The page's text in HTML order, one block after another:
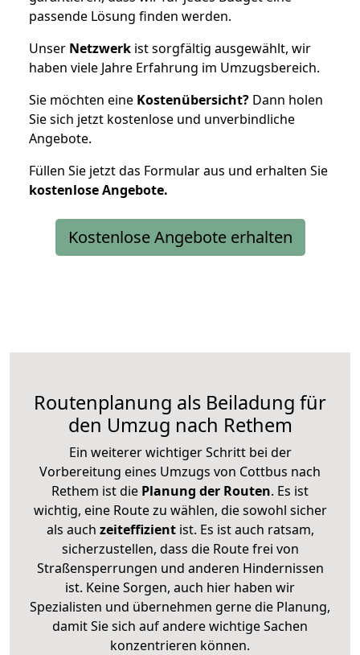
passende Lösung finden werden.
Unser Netzwerk ist sorgfältig ausgewählt, wir
haben viele Jahre Erfahrung im Umzugsbereich.
Sie möchten eine Kostenübersicht? Dann holen
Sie sich jetzt kostenlose und unverbindliche
Angebote.
Füllen Sie jetzt das Formular aus und erhalten Sie
kostenloseAngebote.
Kostenlose Angebote erhalten
Routenplanung als Beiladung für
den Umzug nach Rethem
Ein weiterer wichtiger Schritt bei der
Vorbereitung eines Umzugs von Cottbus nach
Rethem ist die Planung der Routen. Es ist
wichtig, eine Route zu wählen, die sowohl sicher
als auch zeiteffizientist. Es ist auch ratsam,
sicherzustellen, dass die Route frei von
Straßensperrungen und anderen Hindernissen
ist. Keine Sorgen, auch hier haben wir
Spezialisten und übernehmen gerne die Planung,
damit Sie sich auf andere wichtige Sachen
konzentrieren können.